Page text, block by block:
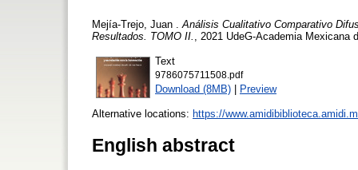
Mejía-Trejo, Juan
Análisis Cualitativo Comparativo
Resultados. TOMO II.
, 2021 UdeG-Academia
Text
9786075711508.pdf
Download (8MB) | Preview
Alternative locations: https://
English abstract